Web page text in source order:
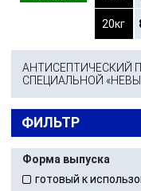
20кг
АНТИСЕПТИЧЕСКИЙ
СПЕЦИАЛЬНОЙ
ФИЛЬТР
Форма выпуска
готовый к